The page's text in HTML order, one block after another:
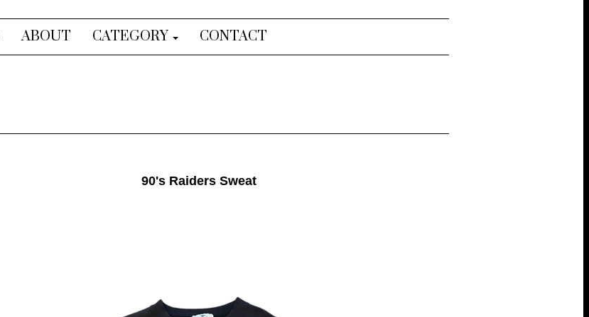
ABOUT CATEGORY CONTACT
90's Raiders Sweat